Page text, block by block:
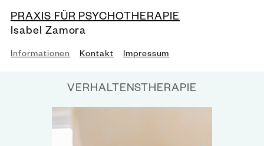
PRAXIS FÜR PSYCHOTHERAPIE
Isabel Zamora
Informationen Kontakt Impressum
VERHALTENSTHERAPIE